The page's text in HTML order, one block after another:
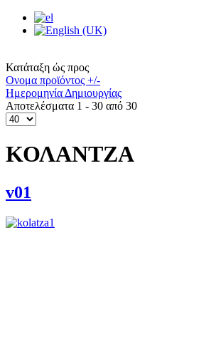
Κατάταξη ώς προς
Ονομα προϊόντος +/-
Ημερομηνία Δημιουργίας
Αποτελέσματα 1 - 30 από 30
ΚΟΛΑΝΤΖΑ
v01